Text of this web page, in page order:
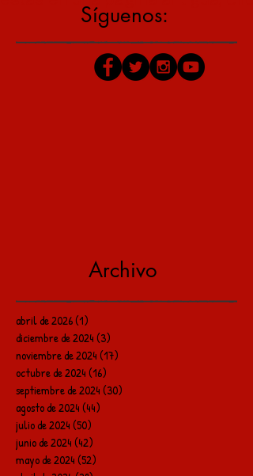
Síguenos:
Archivo
abril de 2026(1)
diciembre de 2024(3)
noviembre de 2024(17)
octubre de 2024(16)
septiembre de 2024(30)
agosto de 2024(44)
julio de 2024(50)
junio de 2024(42)
mayo de 2024(52)